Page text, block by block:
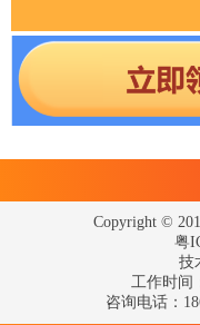
Copyright ©
粤
技
工作时间
咨询电话：